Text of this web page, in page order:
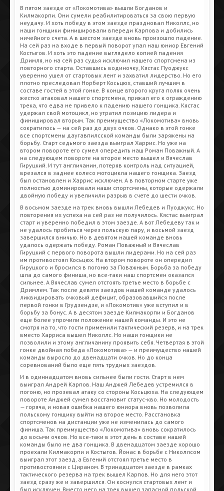
В пятом заезде от «Локомотива» вышли Богданов и
Килмакорпи. Они сумели реабилитироваться за свою первую
неудачу. И хоть победу в этом заезде праздновал Николлс, но
наши гонщики финишировали впереди Карпова и добились
ничейного счета. А в шестом заезде вновь произошло падение.
На сей раз на входе в первый поворот упал наш юниор Евгений
Костыгов. И хоть это падение выглядело копией падения
Дримля, но на сей раз судья исключил нашего спортсмена из
повторного старта. Оставшись водиночку, Кястас Пуоджукс
уверенно ушел от стартовых лент и захватил лидерство. Но его
плотно преследовал Норберт Косьцюх, ставший лучшим в
составе гостей в этой гонке. В конце второго круга поляк очень
жестко атаковал нашего спортсмена, прижал его к ограждению
трека, что едва не привело к падению нашего гонщика. Кястас
удержал свой мотоцикл, но утратил позицию лидера и
финишировал вторым. Так преимущество «Локомотива» вновь
сократилось — на сей раз до двух очков. Однако в этой гонке
все спортсмены даугавпилсской команды были заряжены на
борьбу. Старт седьмого заезда выиграл Харрис. Но уже на
втором повороте его сумел опередить наш Роман Поважный. А
на следующем повороте на второе место вышел и Вячеслав
Гируцкий. И тут англичанин, потеряв контроль над ситуацией,
врезался в заднее колесо мотоцикла нашего гонщика. Заезд
был остановлен и Харрис исключен. А в повторном старте уже
полностью доминировали наши спортсмены, которые одержали
двойную победу и увеличили разрыв в счете до шести очков.
В восьмом заезде на трек вновь вышли Лебедев и Пуоджукс. Но
повторения их успеха на сей раз не получилось. Кястас выиграл
старт и уверенно победил в этом заезде. А вот Лебедеву так и
не удалось пробиться через польскую пару, и восьмой заезд
завершился вничью. Но в девятом нашей команде вновь
удалось одержать победу. Роман Поважный и Вячеслав
Гируцкий с первого поворота вышли лидерами. Но на сей раз
им противостоял Косьцюх. На втором повороте он опередил
Гируцкого и бросился в погоню за Поважным. Борьба за победу
шла до самого финиша, но все-таки наш спортсмен оказался
сильнее. А Вячеслав сумел отстоять третье место в борьбе с
Дримлем. Так после девяти заездов нашей команде удалось
ликвидировать очковый дефицит, образовавшийся после
первой гонки в Грудзендзе, и «Локомотив» уже вступил и в
борьбу за бонус. А в десятом заезде Килмакорпи и Богданов
еще более упрочили положение нашей команды. И это не
смотря на то, что гости применили тактический резерв, и на трек
вместо Харриса вышел Николлс. Но наши гонщики не
позволили и этому англичанину проявить себя. Четвертая в этой
гонке двойная победа «Локомотива» — и преимущество нашей
команды выросло до двенадцати очков. Но до конца
соревнований было еще пять трудных заездов.
И в одиннадцатом вновь сильнее были гости. Старт в нем
выиграл Андрей Карпов. Наш Анджей Лебедев устремился в
погоню, но прозевал атаку со стороны Косьцюха. На следующем
повороте Анджей сумел восстановит статус-кво. Но молодость
— горяча, и новая ошибка нашего юниора вновь позволила
польскому гонщику выйти на второе место. Расстановка
спортсменов на дистанции уже не изменилась до самого
финиша. Так преимущество «Локомотива» вновь сократилось
до восьми очков. Но все-таки в этот день в составе нашей
команды было не два гонщика. В двенадцатом заезде хорошо
проехали Килмакорпи и Костыгов. Йонас в борьбе с Николлсом
выиграл этот заезд, а Евгений отстоял третье место в
противостоянии с Цираном. В тринадцатом заезде в рамках
тактического резерва на трек вышел Карпов. Но для него этот
заезд сразу же и завершился. Он коснулся стартовых лент и
был исключен. Вместо него на трек вышел запасной польской